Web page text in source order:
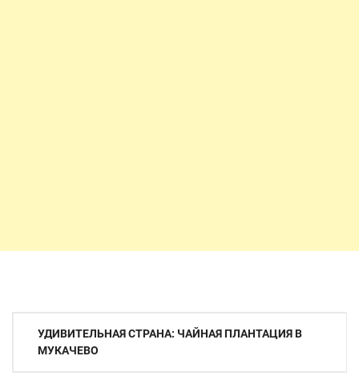
Навигация
УДИВИТЕЛЬНАЯ СТРАНА: ЧАЙНАЯ ПЛАНТАЦИЯ В
МУКАЧЕВО